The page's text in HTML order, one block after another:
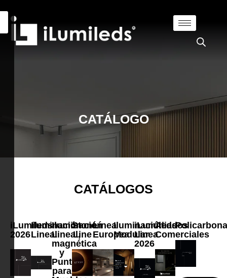
CATÁLOGO
CATÁLOGOS
iLumileds
2026
Iluminación
Lineal
Iluminación
Lineal,
magnética
y
Puntual
para
Stone
Line
Línea
Europea
Iluminación
Modular
iLumileds
Linea
2026
Aliados
Comerciales